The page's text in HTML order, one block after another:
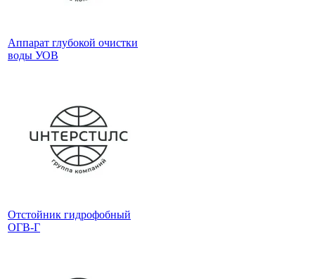
Аппарат глубокой очистки
воды УОВ
Отстойник гидрофобный
ОГВ-Г